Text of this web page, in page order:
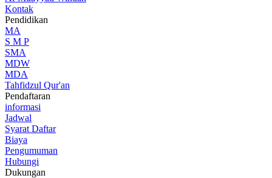
Kontak
Pendidikan
MA
S M P
SMA
MDW
MDA
Tahfidzul Qur'an
Pendaftaran
informasi
Jadwal
Syarat Daftar
Biaya
Pengumuman
Hubungi
Dukungan